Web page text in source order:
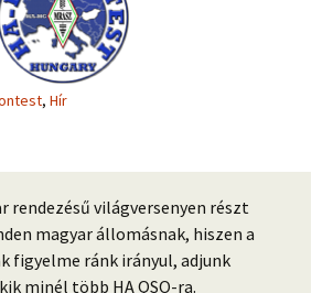
, Hír
rendezésű világversenyen részt
magyar állomásnak, hiszen a
figyelme ránk irányul, adjunk
minél több HA QSO-ra.